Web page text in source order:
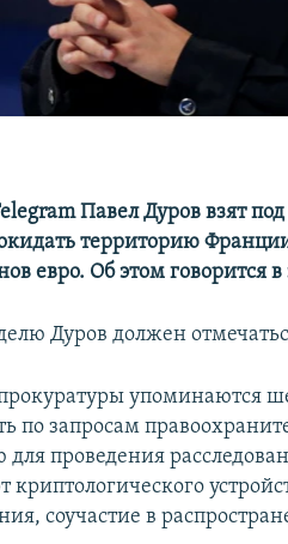
Павел Дуров взят
территорию
евро. Об этом говорится
Дуров должен
упоминаются
по запросам
проведения
криптологического
соучастие в